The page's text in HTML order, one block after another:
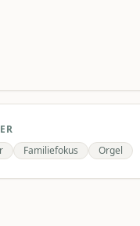
Familiefokus Orgel